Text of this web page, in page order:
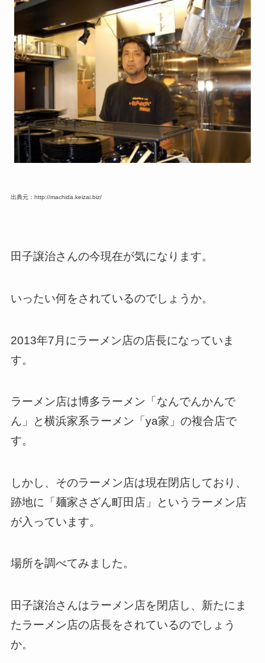
出典元：http://machida.keizai.biz/
田子譲治さんの今現在が気になります。
いったい何をされているのでしょうか。
2013年7月にラーメン店の店長になっていま
す。
ラーメン店は博多ラーメン「なんでんかんで
ん」と横浜家系ラーメン「ya家」の複合店で
す。
しかし、そのラーメン店は現在閉店しており、
跡地に「麺家さざん町田店」というラーメン店
が入っています。
場所を調べてみました。
田子譲治さんはラーメン店を閉店し、新たにま
たラーメン店の店長をされているのでしょう
か。